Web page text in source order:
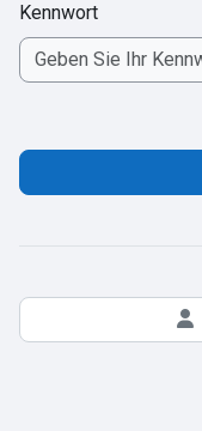
Kennwort